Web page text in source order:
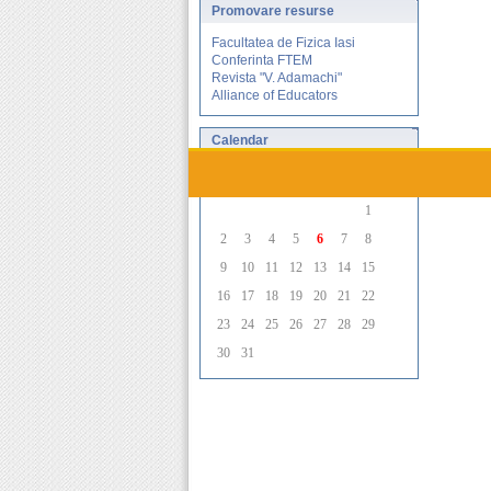
Promovare resurse
Facultatea de Fizica Iasi
Conferinta FTEM
Revista "V. Adamachi"
Alliance of Educators
Calendar
1
2
3 4 5 6 7
8
9
10 11 12 13 14
15
16
17 18 19 20 21
22
23
24 25 26 27 28
29
30
31